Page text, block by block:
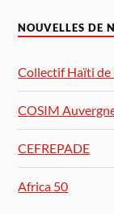
NOUVELLES DE
Collectif Haïti de
COSIM
CEFREPADE
Africa 50